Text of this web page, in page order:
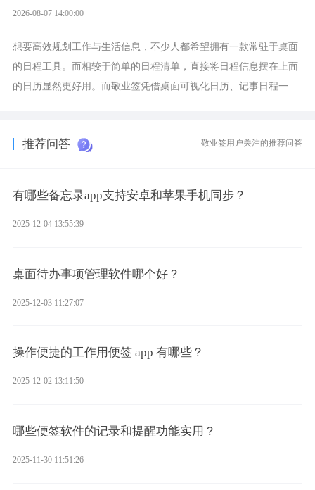
2026-08-07 14:00:00
想要高效规划工作与生活信息，不少人都希望拥有一款常驻于桌面
的日程工具。而相较于简单的日程清单，直接将日程信息摆在上面
的日历显然更好用。而敬业签凭借桌面可视化日历、记事日程一体
推荐问答 敬业签用户关注的推荐问答
有哪些备忘录app支持安卓和苹果手机同步？
2025-12-04 13:55:39
桌面待办事项管理软件哪个好？
2025-12-03 11:27:07
操作便捷的工作用便签 app 有哪些？
2025-12-02 13:11:50
哪些便签软件的记录和提醒功能实用？
2025-11-30 11:51:26